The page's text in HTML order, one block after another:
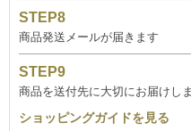
商品発送メールが届きます
商品を送付先に大切にお届けし
ショッピングガイドを見る